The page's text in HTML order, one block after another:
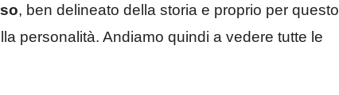
, ben delineato della storia e proprio per questo
personalità. Andiamo quindi a vedere tutte le